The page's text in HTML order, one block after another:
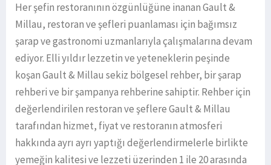
Her şefin restoranının özgünlüğüne inanan Gault &
Millau, restoran ve şefleri puanlaması için bağımsız
şarap ve gastronomi uzmanlarıyla çalışmalarına devam
ediyor. Elli yıldır lezzetin ve yeteneklerin peşinde
koşan Gault & Millau sekiz bölgesel rehber, bir şarap
rehberi ve bir şampanya rehberine sahiptir. Rehber için
değerlendirilen restoran ve şeflere Gault & Millau
tarafından hizmet, fiyat ve restoranın atmosferi
hakkında ayrı ayrı yaptığı değerlendirmelerle birlikte
yemeğin kalitesi ve lezzeti üzerinden 1 ile 20 arasında